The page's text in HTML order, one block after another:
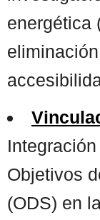
energética
Objetivos
(ODS) en